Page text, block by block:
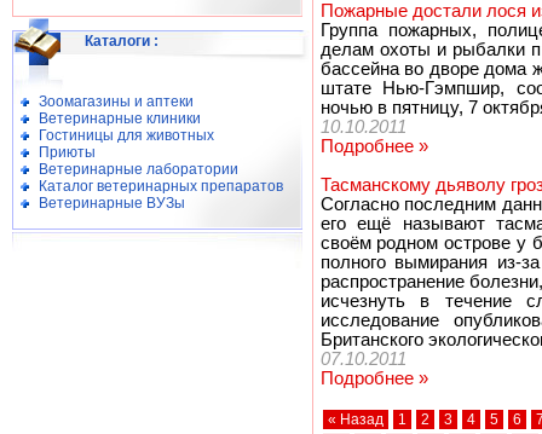
Каталоги :
Зоомагазины и аптеки
Ветеринарные клиники
Гостиницы для животных
Приюты
Ветеринарные лаборатории
Каталог ветеринарных препаратов
Ветеринарные ВУЗы
Пожарные достали лося
Группа пожарных,
делам охоты и рыбалки
бассейна во дворе дома
штате Нью-Гэмпшир,
ночью в пятницу, 7
10.10.2011
Подробнее »
Тасманскому дьяволу
Согласно последним
его ещё называют
своём родном острове у
полного вымирания из-
распространение
исчезнуть в течение
исследование
Британского
07.10.2011
Подробнее »
« Назад 1 2 3 4 5 6